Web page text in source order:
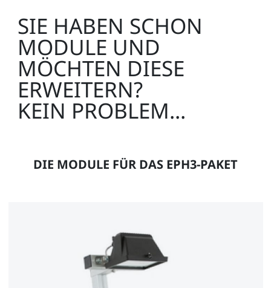
SIE HABEN SCHON
MODULE UND
MÖCHTEN DIESE
ERWEITERN?
KEIN PROBLEM...
DIE MODULE FÜR DAS EPH3-PAKET